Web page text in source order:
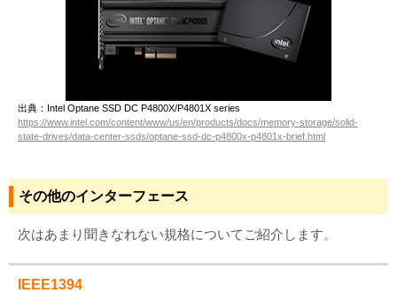
出典：Intel Optane SSD DC P4800X/P4801X series
https://www.intel.com/content/www/us/en/products/docs/memory-storage/solid-
state-drives/data-center-ssds/optane-ssd-dc-p4800x-p4801x-brief.html
その他のインターフェース
次はあまり聞きなれない規格についてご紹介します。
IEEE1394